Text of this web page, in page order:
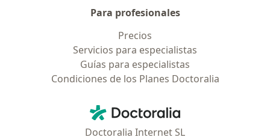
Para profesionales
Precios
Servicios para especialistas
Guías para especialistas
Condiciones de los Planes Doctoralia
Doctoralia - Página de inicio
Doctoralia Internet SL